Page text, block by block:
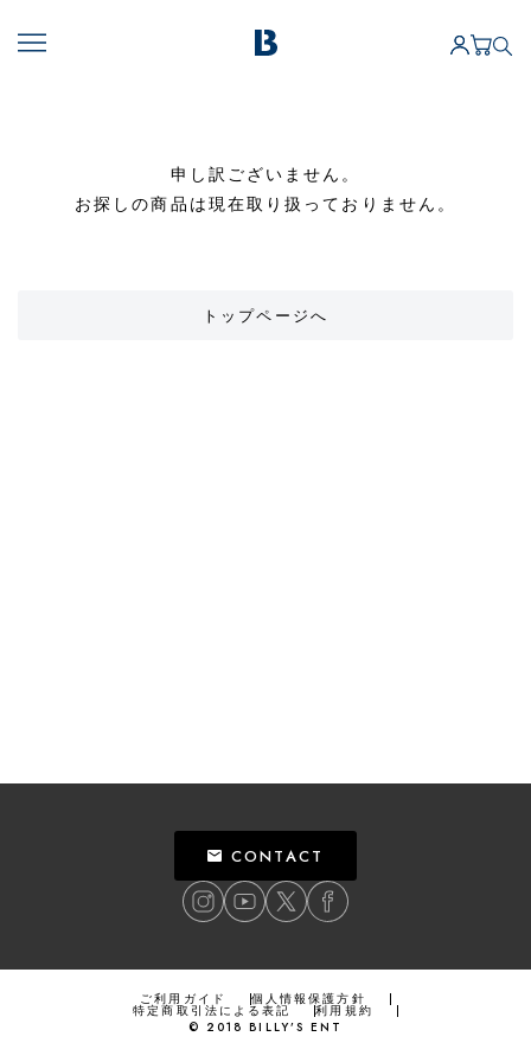
申し訳ございません。
お探しの商品は現在取り扱っておりません。
トップページへ
CONTACT
ご利用ガイド 個人情報保護方針
特定商取引法による表記
利用規約
© 2018 BILLY’S ENT